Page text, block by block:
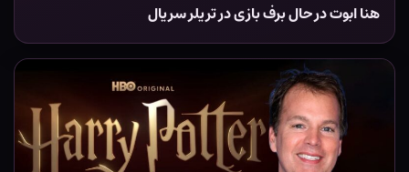
هنا ابوت در حال برف بازی در تریلر سریال